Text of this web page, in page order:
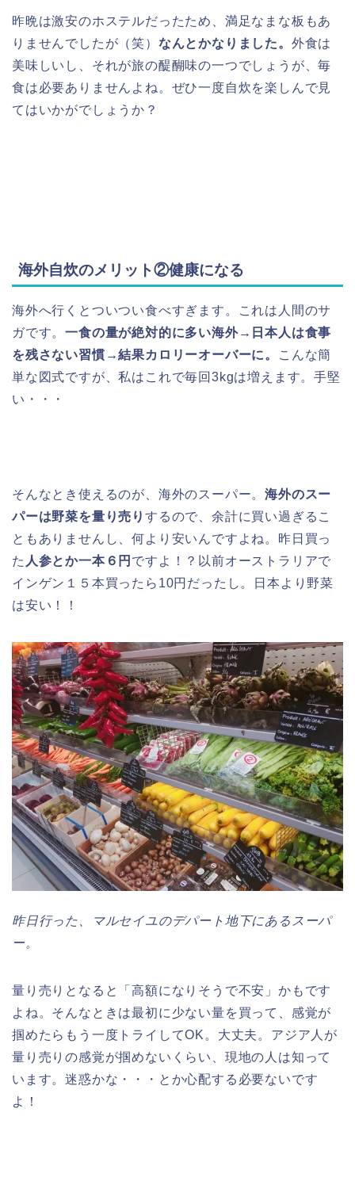
昨晩は激安のホステルだったため、満足なまな板もあ
りませんでしたが（笑） なんとかなりました。 外食は
美味しいし、それが旅の醍醐味の一つでしょうが、毎
食は必要ありませんよね。ぜひ一度自炊を楽しんで見
てはいかがでしょうか？
海外自炊のメリット②健康になる
海外へ行くとついつい食べすぎます。これは人間のサ
ガです。一食の量が絶対的に多い海外→日本人は食事
を残さない習慣→結果カロリーオーバーに。
こんな簡
単な図式ですが、私はこれで毎回3kgは増えます。手堅
い・・・
そんなとき使えるのが、海外のスーパー。海外のスー
パーは野菜を量り売りするので、余計に買い過ぎるこ
ともありませんし、何より安いんですよね。昨日買っ
た 人参とか一本６円 ですよ！？以前オーストラリアで
インゲン１５本買ったら10円だったし。日本より野菜
は安い！！
昨日行った、マルセイユのデパート地下にあるスーパ
ー。
量り売りとなると「高額になりそうで不安」かもです
よね。そんなときは最初に少ない量を買って、感覚が
掴めたらもう一度トライしてOK。大丈夫。アジア人が
量り売りの感覚が掴めないくらい、現地の人は知って
います。迷惑かな・・・とか心配する必要ないです
よ！